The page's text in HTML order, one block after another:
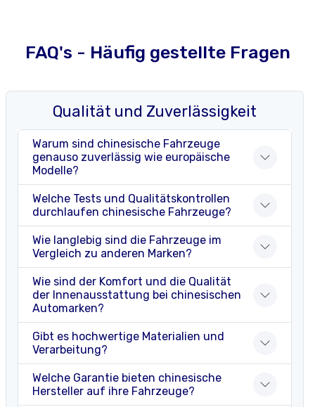
FAQ's - Häufig gestellte Fragen
Qualität und Zuverlässigkeit
Warum sind chinesische Fahrzeuge
genauso zuverlässig wie europäische
Modelle?
Welche Tests und Qualitätskontrollen
durchlaufen chinesische Fahrzeuge?
Wie langlebig sind die Fahrzeuge im
Vergleich zu anderen Marken?
Wie sind der Komfort und die Qualität
der Innenausstattung bei chinesischen
Automarken?
Gibt es hochwertige Materialien und
Verarbeitung?
Welche Garantie bieten chinesische
Hersteller auf ihre Fahrzeuge?